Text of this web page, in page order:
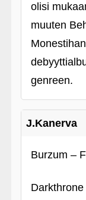
olisi
muuten
genreen.
J.Kanerva
Burzum –